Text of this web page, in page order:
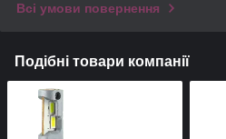
Всі умови повернення
Подібні товари компанії